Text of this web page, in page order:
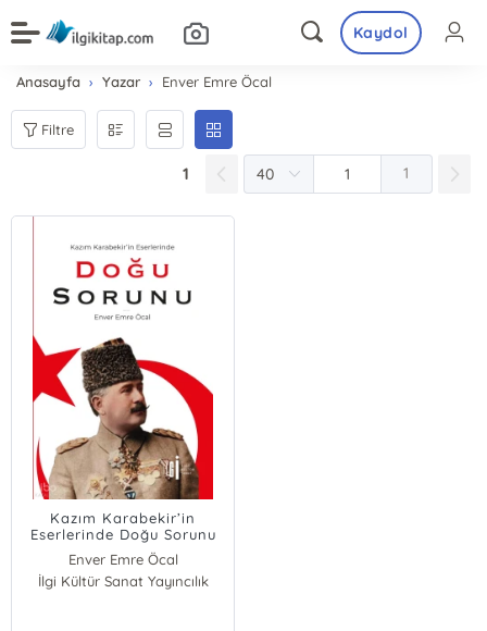
Kaydol
Anasayfa Yazar Enver Emre Öcal
Filtre
1 1
Kazım Karabekir’in
Eserlerinde Doğu Sorunu
Enver Emre Öcal
İlgi Kültür Sanat Yayıncılık